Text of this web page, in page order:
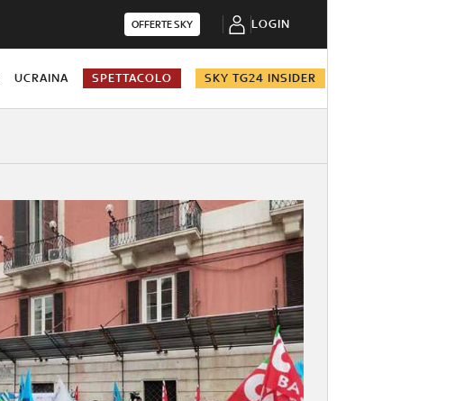
OFFERTE SKY LOGIN
UCRAINA SPETTACOLO SKY TG24 INSIDER